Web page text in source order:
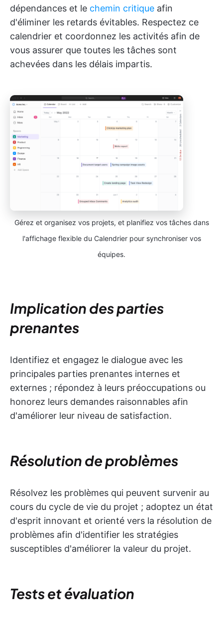
dépendances et le chemin critique afin
d'éliminer les retards évitables. Respectez ce
calendrier et coordonnez les activités afin de
vous assurer que toutes les tâches sont
achevées dans les délais impartis.
Gérez et organisez vos projets, et planifiez vos tâches dans
l'affichage flexible du Calendrier pour synchroniser vos
équipes.
Implication des parties
prenantes
Identifiez et engagez le dialogue avec les
principales parties prenantes internes et
externes ; répondez à leurs préoccupations ou
honorez leurs demandes raisonnables afin
d'améliorer leur niveau de satisfaction.
Résolution de problèmes
Résolvez les problèmes qui peuvent survenir au
cours du cycle de vie du projet ; adoptez un état
d'esprit innovant et orienté vers la résolution de
problèmes afin d'identifier les stratégies
susceptibles d'améliorer la valeur du projet.
Tests et évaluation